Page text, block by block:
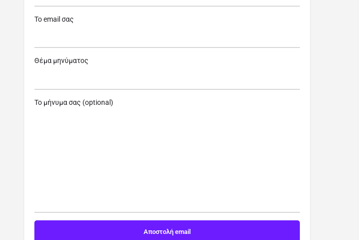
Το email σας
Θέμα μηνύματος
Το μήνυμα σας (optional)